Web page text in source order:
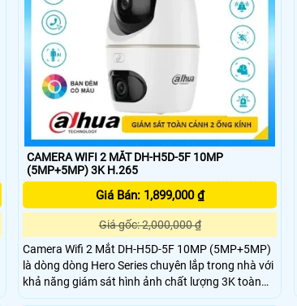
CAMERA WIFI 2 MẮT DH-H5D-5F 10MP
(5MP+5MP) 3K H.265
Giá Bán: 1,899,000 ₫
Giá gốc: 2,000,000 ₫
Camera Wifi 2 Mắt DH-H5D-5F 10MP (5MP+5MP)
là dòng dòng Hero Series chuyên lắp trong nhà với
khả năng giám sát hình ảnh chất lượng 3K toàn
cảnh không góc khuất với 1 ống kính cố định và 1